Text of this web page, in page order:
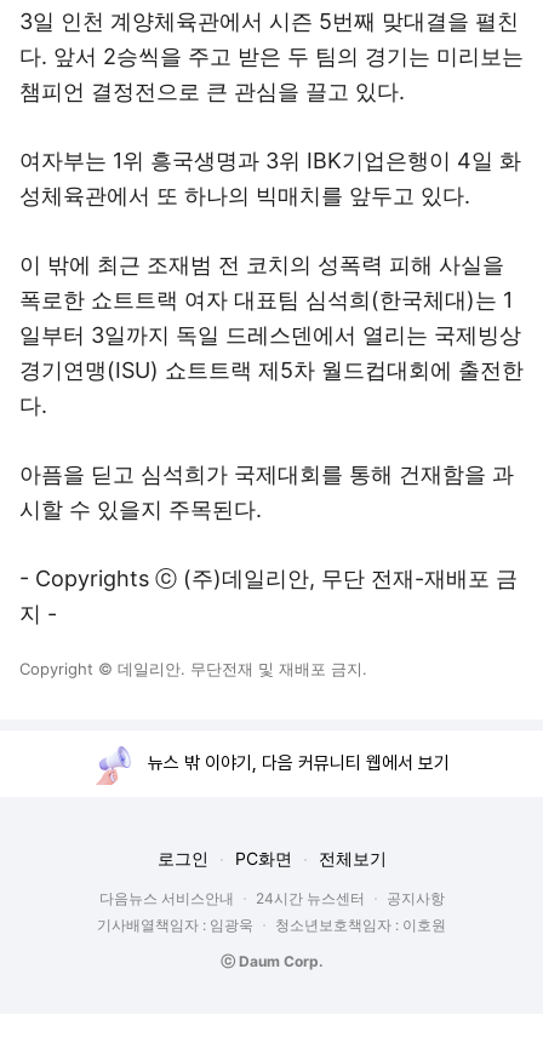
3일 인천 계양체육관에서 시즌 5번째 맞대결을 펼친
다. 앞서 2승씩을 주고 받은 두 팀의 경기는 미리보는
챔피언 결정전으로 큰 관심을 끌고 있다.
여자부는 1위 흥국생명과 3위 IBK기업은행이 4일 화
성체육관에서 또 하나의 빅매치를 앞두고 있다.
이 밖에 최근 조재범 전 코치의 성폭력 피해 사실을
폭로한 쇼트트랙 여자 대표팀 심석희(한국체대)는 1
일부터 3일까지 독일 드레스덴에서 열리는 국제빙상
경기연맹(ISU) 쇼트트랙 제5차 월드컵대회에 출전한
다.
아픔을 딛고 심석희가 국제대회를 통해 건재함을 과
시할 수 있을지 주목된다.
- Copyrights ⓒ (주)데일리안, 무단 전재-재배포 금
지 -
Copyright © 데일리안. 무단전재 및 재배포 금지.
뉴스 밖 이야기, 다음 커뮤니티 웹에서 보기
로그인 PC화면 전체보기
다음뉴스 서비스안내 24시간 뉴스센터
공지사항
기사배열책임자 : 임광욱
청소년보호책임자 : 이호원
ⓒ Daum Corp.